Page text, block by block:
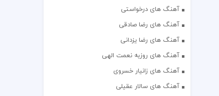
آهنگ های درخواستی
آهنگ های رضا صادقی
آهنگ های رضا یزدانی
آهنگ های روزبه نعمت الهی
آهنگ های زانیار خسروی
آهنگ های سالار عقیلی